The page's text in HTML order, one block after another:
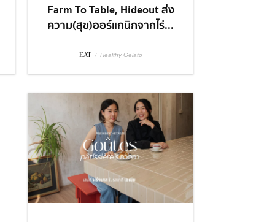
Farm To Table, Hideout ส่ง
ความ(สุข)ออร์แกนิกจากไร่...
EAT / Healthy Gelato